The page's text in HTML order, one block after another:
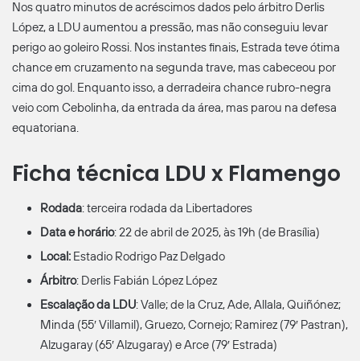
Nos quatro minutos de acréscimos dados pelo árbitro Derlis
López, a LDU aumentou a pressão, mas não conseguiu levar
perigo ao goleiro Rossi. Nos instantes finais, Estrada teve ótima
chance em cruzamento na segunda trave, mas cabeceou por
cima do gol. Enquanto isso, a derradeira chance rubro-negra
veio com Cebolinha, da entrada da área, mas parou na defesa
equatoriana.
Ficha técnica LDU x Flamengo
Rodada: terceira rodada da Libertadores
Data e horário: 22 de abril de 2025, às 19h (de Brasília)
Local: Estadio Rodrigo Paz Delgado
Árbitro: Derlis Fabián López López
Escalação da LDU: Valle; de la Cruz, Ade, Allala, Quiñónez;
Minda (55′ Villamil), Gruezo, Cornejo; Ramirez (79′ Pastran),
Alzugaray (65′ Alzugaray) e Arce (79′ Estrada)